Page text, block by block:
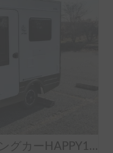
充実装備の最新軽キャンピングカーHAPPY1premiumで富士山周辺を満喫！